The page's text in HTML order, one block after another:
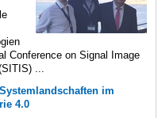
Conference on Signal Image
...
im
4.0